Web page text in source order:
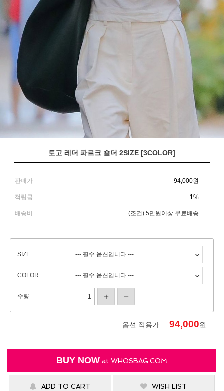
토고 레더 파르크 숄더 2SIZE [3COLOR]
판매가 94,000원
적립금 1%
배송비 (조건) 5만원이상 무료배송
SIZE
COLOR
수량
옵션 적용가 94,000원
BUY NOW at WHOSBAG.COM
ADD TO CART WISH LIST